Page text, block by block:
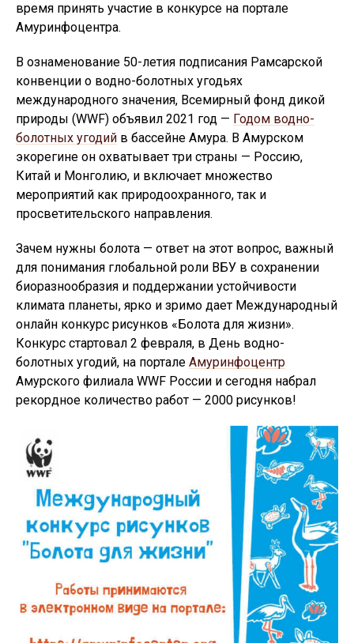
время принять участие в конкурсе на портале
Амуринфоцентра.
В ознаменование 50-летия подписания Рамсарской
конвенции о водно-болотных угодьях
международного значения, Всемирный фонд дикой
природы (WWF) объявил 2021 год — Годом водно-
болотных угодий в бассейне Амура. В Амурском
экорегине он охватывает три страны — Россию,
Китай и Монголию, и включает множество
мероприятий как природоохранного, так и
просветительского направления.
Зачем нужны болота — ответ на этот вопрос, важный
для понимания глобальной роли ВБУ в сохранении
биоразнообразия и поддержании устойчивости
климата планеты, ярко и зримо дает Международный
онлайн конкурс рисунков «Болота для жизни».
Конкурс стартовал 2 февраля, в День водно-
болотных угодий, на портале Амуринфоцентр
Амурского филиала WWF России и сегодня набрал
рекордное количество работ — 2000 рисунков!